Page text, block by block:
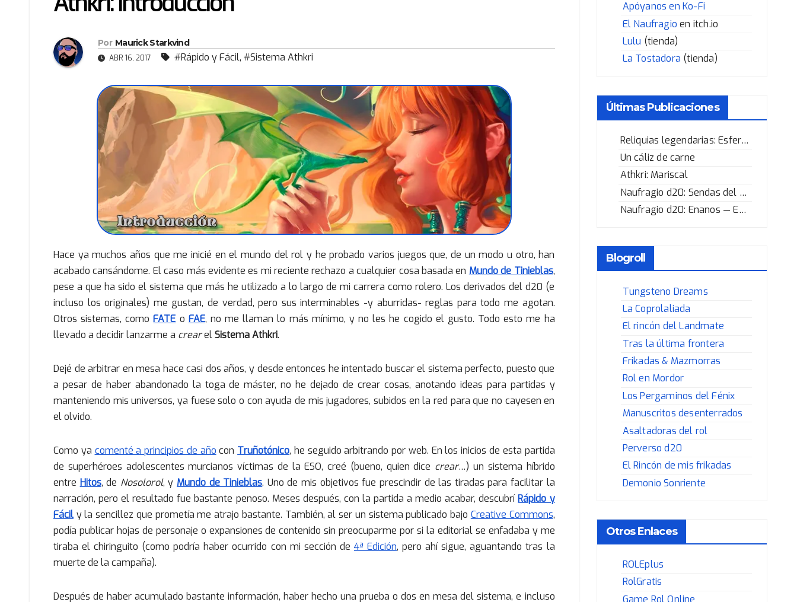
Por Maurick Starkvind
ABR 16, 2017 #Rápido y Fácil, #Sistema Athkri
Hace ya muchos años que me inicié en el mundo del rol y he probado varios juegos que, de un modo u otro, han
acabado cansándome. El caso más evidente es mi reciente rechazo a cualquier cosa basada en Mundo de Tinieblas,
pese a que ha sido el sistema que más he utilizado a lo largo de mi carrera como rolero. Los derivados del d20 (e
incluso los originales) me gustan, de verdad, pero sus interminables -y aburridas- reglas para todo me agotan.
Otros sistemas, comoFATE o FAE, no me llaman lo más mínimo, y no les he cogido el gusto. Todo esto me ha
llevado a decidir lanzarme a crearelSistema Athkri.
Dejé de arbitrar en mesa hace casi dos años, y desde entonces he intentado buscar el sistema perfecto, puesto que
a pesar de haber abandonado la toga de máster, no he dejado de crear cosas, anotando ideas para partidas y
manteniendo mis universos, ya fuese solo o con ayuda de mis jugadores, subidos en la red para que no cayesen en
el olvido.
Como ya comenté a principios de año con Truñotónico, he seguido arbitrando por web. En los inicios de esta partida
de superhéroes adolescentes murcianos víctimas de la ESO, creé (bueno, quien dice crear…) un sistema híbrido
entre Hitos, de Nosolorol, y Mundo de Tinieblas. Uno de mis objetivos fue prescindir de las tiradas para facilitar la
narración, pero el resultado fue bastante penoso. Meses después, con la partida a medio acabar, descubrí Rápido y
Fácil y la sencillez que prometía me atrajo bastante. También, al ser un sistema publicado bajo Creative Commons,
podía publicar hojas de personaje o expansiones de contenido sin preocuparme por si la editorial se enfadaba y me
tiraba el chiringuito (como podría haber ocurrido con mi sección de 4ª Edición, pero ahí sigue, aguantando tras la
muerte de la campaña).
Después de haber acumulado bastante información, haber hecho una prueba o dos en mesa del sistema, e incluso
Apóyanos en Ko-Fi
El Naufragio en itch.io
Lulu (tienda)
La Tostadora (tienda)
Últimas Publicaciones
Reliquias legendarias: Esfera de los Corazones Rotos
Un cáliz de carne
Athkri: Mariscal
Naufragio d20: Sendas del Héroe
Naufragio d20: Enanos — Enano selvático
Blogroll
Tungsteno Dreams
La Coprolaliada
El rincón del Landmate
Tras la última frontera
Frikadas & Mazmorras
Rol en Mordor
Los Pergaminos del Fénix
Manuscritos desenterrados
Asaltadoras del rol
Perverso d20
El Rincón de mis frikadas
Demonio Sonriente
Otros Enlaces
ROLEplus
RolGratis
Game Rol Online